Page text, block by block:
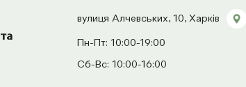
вулиця Алчевських, 10, Харків
Пн-Пт: 10:00-19:00
Сб-Вс: 10:00-16:00